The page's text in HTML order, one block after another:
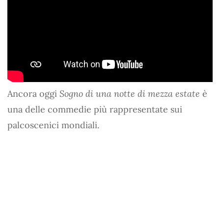
Ancora oggi Sogno di una notte di mezza estate è
una delle commedie più rappresentate sui
palcoscenici mondiali.